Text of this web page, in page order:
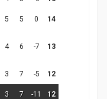
5 5 0 14
4 6 -7 13
3 7 -5 12
3 7 -11 12